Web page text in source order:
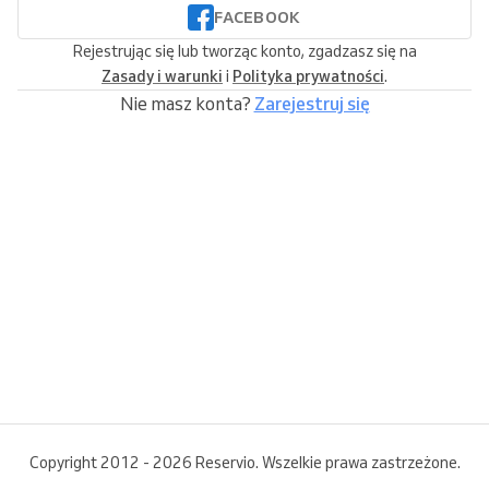
FACEBOOK
Rejestrując się lub tworząc konto, zgadzasz się na
Zasady i warunki i Polityka prywatności.
Nie masz konta? Zarejestruj się
Copyright 2012 - 2026 Reservio. Wszelkie prawa zastrzeżone.